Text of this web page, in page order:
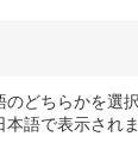
どちらかを選
語で表示され